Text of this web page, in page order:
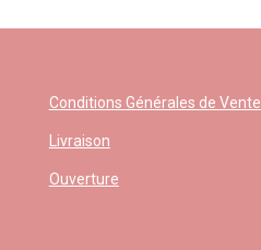
Conditions Générales de Vente
Livraison
Ouverture